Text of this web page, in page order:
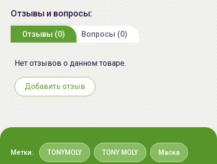
Беларусь:
УНП 192179286, Беларусь,
220020 Минск, ул.Радужная 4/1-
136. www.allcosmetics.by, E-mail:
тел.:+375296131336
Отзывы и вопросы:
Отзывы (0) Вопросы (0)
Нет отзывов о данном товаре.
Добавить отзыв
Метки: TONYMOLY TONY MOLY Маска